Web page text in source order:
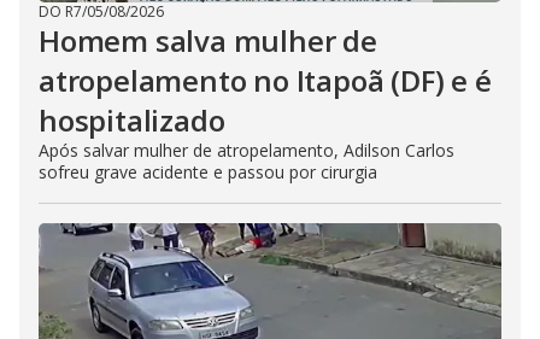
DO R7/05/08/2026
Homem salva mulher de
atropelamento no Itapoã (DF) e é
hospitalizado
Após salvar mulher de atropelamento, Adilson Carlos
sofreu grave acidente e passou por cirurgia